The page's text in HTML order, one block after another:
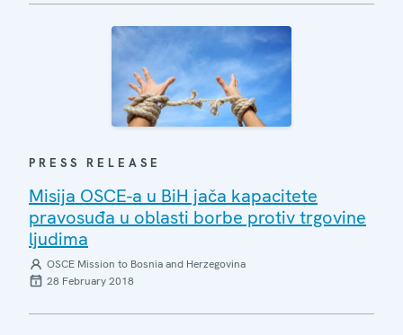
PRESS RELEASE
Misija OSCE-a u BiH jača kapacitete
pravosuđa u oblasti borbe protiv trgovine
ljudima
OSCE Mission to Bosnia and Herzegovina
28 February 2018